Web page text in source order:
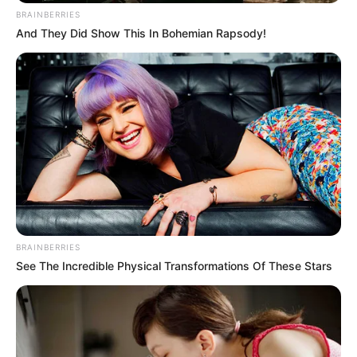
ΤΑΥΤΟΤΗΤΑ ΚΑΙ ΕΠΙΚΟΙΝΩΝΙΑ ΟΡΟΙ ΧΡΗΣΗΣ
BRAINBERRIES
And They Did Show This In Bohemian Rapsody!
BRAINBERRIES
See The Incredible Physical Transformations Of These Stars